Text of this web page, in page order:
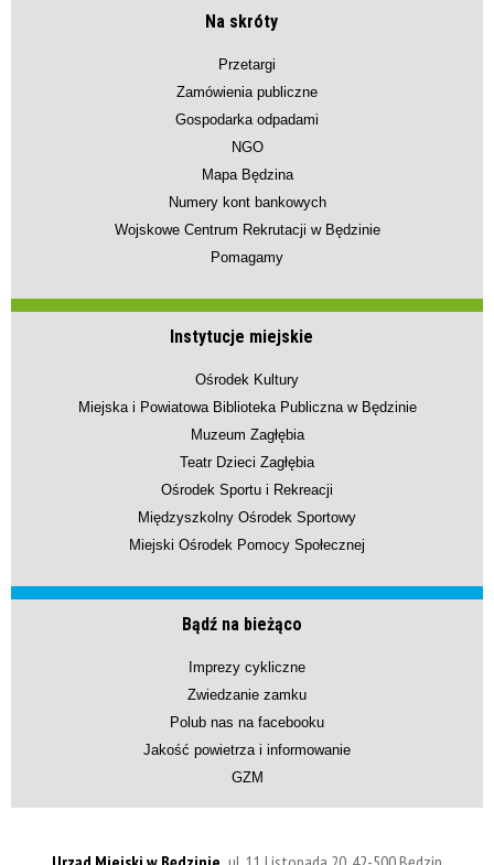
Na skróty
Przetargi
Zamówienia publiczne
Gospodarka odpadami
NGO
Mapa Będzina
Numery kont bankowych
Wojskowe Centrum Rekrutacji w Będzinie
Pomagamy
Instytucje miejskie
Ośrodek Kultury
Miejska i Powiatowa Biblioteka Publiczna w Będzinie
Muzeum Zagłębia
Teatr Dzieci Zagłębia
Ośrodek Sportu i Rekreacji
Międzyszkolny Ośrodek Sportowy
Miejski Ośrodek Pomocy Społecznej
Bądź na bieżąco
Imprezy cykliczne
Zwiedzanie zamku
Polub nas na facebooku
Jakość powietrza i informowanie
GZM